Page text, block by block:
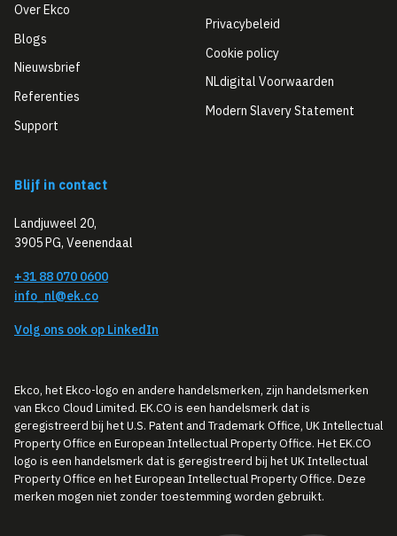
Over Ekco
Blogs
Nieuwsbrief
Referenties
Support
Privacybeleid
Cookie policy
NLdigital Voorwaarden
Modern Slavery Statement
Blijf in contact
Landjuweel 20,
3905 PG, Veenendaal
+31 88 070 0600
info_nl@ek.co
Volg ons ook op LinkedIn
Ekco, het Ekco-logo en andere handelsmerken, zijn handelsmerken
van Ekco Cloud Limited. EK.CO is een handelsmerk dat is
geregistreerd bij het U.S. Patent and Trademark Office, UK Intellectual
Property Office en European Intellectual Property Office. Het EK.CO
logo is een handelsmerk dat is geregistreerd bij het UK Intellectual
Property Office en het European Intellectual Property Office. Deze
merken mogen niet zonder toestemming worden gebruikt.